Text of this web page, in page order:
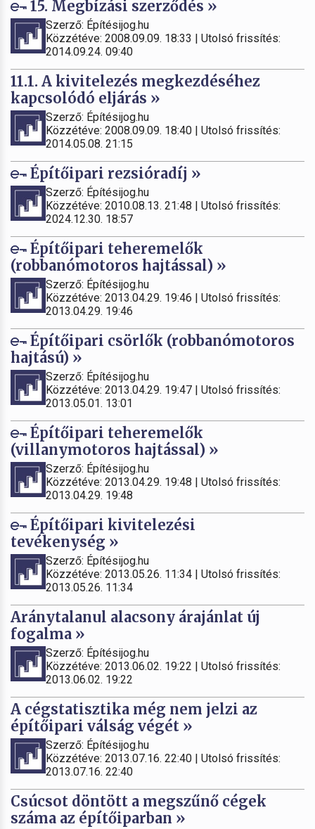
15. Megbízási szerződés »
Szerző: Építésijog.hu
Közzétéve: 2008.09.09. 18:33 | Utolsó frissítés:
2014.09.24. 09:40
11.1. A kivitelezés megkezdéséhez
kapcsolódó eljárás »
Szerző: Építésijog.hu
Közzétéve: 2008.09.09. 18:40 | Utolsó frissítés:
2014.05.08. 21:15
Építőipari rezsióradíj »
Szerző: Építésijog.hu
Közzétéve: 2010.08.13. 21:48 | Utolsó frissítés:
2024.12.30. 18:57
Építőipari teheremelők
(robbanómotoros hajtással) »
Szerző: Építésijog.hu
Közzétéve: 2013.04.29. 19:46 | Utolsó frissítés:
2013.04.29. 19:46
Építőipari csörlők (robbanómotoros
hajtású) »
Szerző: Építésijog.hu
Közzétéve: 2013.04.29. 19:47 | Utolsó frissítés:
2013.05.01. 13:01
Építőipari teheremelők
(villanymotoros hajtással) »
Szerző: Építésijog.hu
Közzétéve: 2013.04.29. 19:48 | Utolsó frissítés:
2013.04.29. 19:48
Építőipari kivitelezési
tevékenység »
Szerző: Építésijog.hu
Közzétéve: 2013.05.26. 11:34 | Utolsó frissítés:
2013.05.26. 11:34
Aránytalanul alacsony árajánlat új
fogalma »
Szerző: Építésijog.hu
Közzétéve: 2013.06.02. 19:22 | Utolsó frissítés:
2013.06.02. 19:22
A cégstatisztika még nem jelzi az
építőipari válság végét »
Szerző: Építésijog.hu
Közzétéve: 2013.07.16. 22:40 | Utolsó frissítés:
2013.07.16. 22:40
Csúcsot döntött a megszűnő cégek
száma az építőiparban »